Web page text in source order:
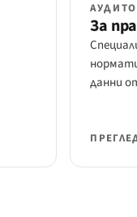
За
данни